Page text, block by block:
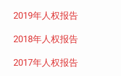
2019年人权报告
2018年人权报告
2017年人权报告